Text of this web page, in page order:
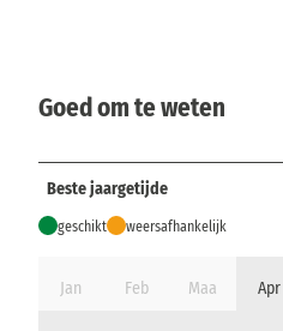
Goed om te weten
Beste jaargetijde
geschikt weersafhankelijk
Jan Feb Maa Apr